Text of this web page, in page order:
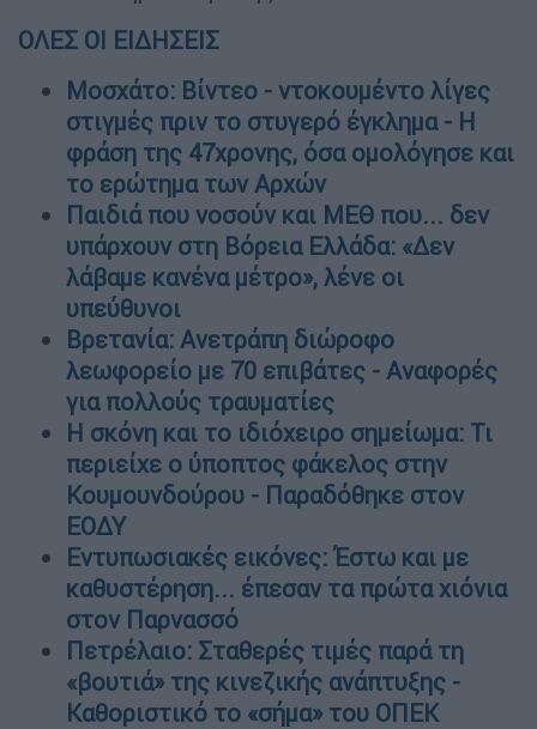
ΟΛΕΣ ΟΙ ΕΙΔΗΣΕΙΣ
Μοσχάτο: Βίντεο - ντοκουμέντο λίγες
στιγμές πριν το στυγερό έγκλημα - Η
φράση της 47χρονης, όσα ομολόγησε και
το ερώτημα των Αρχών
Παιδιά που νοσούν και ΜΕΘ που... δεν
υπάρχουν στη Βόρεια Ελλάδα: «Δεν
λάβαμε κανένα μέτρο», λένε οι
υπεύθυνοι
Βρετανία: Ανετράπη διώροφο
λεωφορείο με 70 επιβάτες - Αναφορές
για πολλούς τραυματίες
Η σκόνη και το ιδιόχειρο σημείωμα: Τι
περιείχε ο ύποπτος φάκελος στην
Κουμουνδούρου - Παραδόθηκε στον
ΕΟΔΥ
Εντυπωσιακές εικόνες: Έστω και με
καθυστέρηση... έπεσαν τα πρώτα χιόνια
στον Παρνασσό
Πετρέλαιο: Σταθερές τιμές παρά τη
«βουτιά» της κινεζικής ανάπτυξης -
Καθοριστικό το «σήμα» του ΟΠΕΚ